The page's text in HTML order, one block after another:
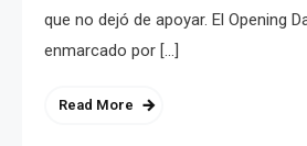
que no dejó de apoyar. El Opening
enmarcado por […]
Read More